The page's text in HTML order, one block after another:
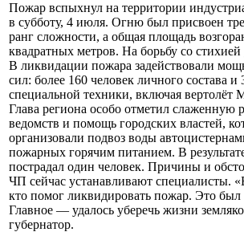
Пожар вспыхнул на территории
в субботу, 4 июля. Огню был присвоен
ранг сложности, а общая площадь
квадратных метров. На борьбу со
В ликвидации пожара задействовали
сил: более 160 человек личного состава и
специальной техники, включая
Глава региона особо отметил слаженную
ведомств и помощь городских властей,
организовали подвоз воды
пожарных горячим питанием. В
пострадал один человек. Причины и
ЧП сейчас устанавливают специалисты.
кто помог ликвидировать пожар. Это был
Главное — удалось уберечь жизни
губернатор.